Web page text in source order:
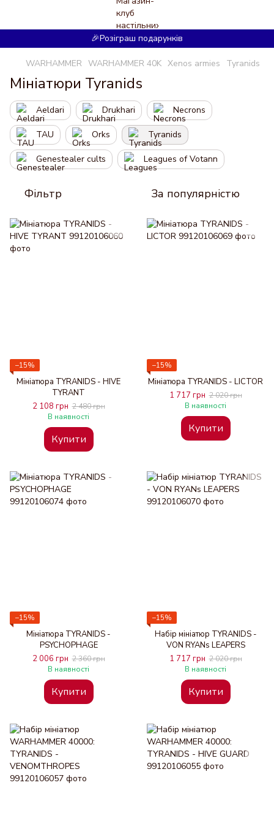
🎉Розіграш подарунків
WARHAMMER WARHAMMER 40K Xenos armies Tyranids
Мініатюри Tyranids
Aeldari Drukhari Necrons
TAU Orks Tyranids
Genestealer cults Leagues of Votann
Фільтр За популярністю
−15%
Мініатюра TYRANIDS - HIVE
TYRANT
2 108 грн 2 480 грн
В наявності
Купити
−15%
Мініатюра TYRANIDS - LICTOR
1 717 грн 2 020 грн
В наявності
Купити
−15%
Мініатюра TYRANIDS -
PSYCHOPHAGE
2 006 грн 2 360 грн
В наявності
Купити
−15%
Набір мініатюр TYRANIDS -
VON RYANs LEAPERS
1 717 грн 2 020 грн
В наявності
Купити